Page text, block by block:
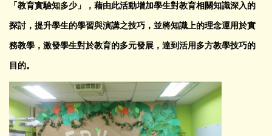
「教育實驗知多少」，藉由此活動增加學生對教育相關知識深入的
探討，提升學生的學習與演講之技巧，並將知識上的理念運用於實
務教學，激發學生對於教育的多元發展，達到活用多方教學技巧的
目的。